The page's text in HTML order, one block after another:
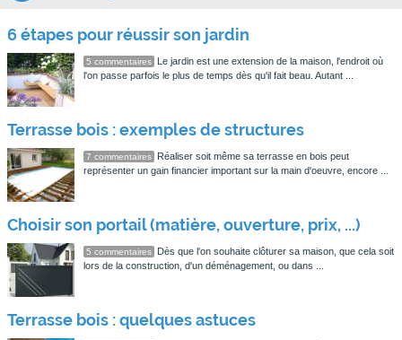
6 étapes pour réussir son jardin
5 commentaires
Le jardin est une extension de la maison, l'endroit où
l'on passe parfois le plus de temps dès qu'il fait beau. Autant ...
Terrasse bois : exemples de structures
7 commentaires
Réaliser soit même sa terrasse en bois peut
représenter un gain financier important sur la main d'oeuvre, encore ...
Choisir son portail (matière, ouverture, prix, ...)
5 commentaires
Dès que l'on souhaite clôturer sa maison, que cela soit
lors de la construction, d'un déménagement, ou dans ...
Terrasse bois : quelques astuces